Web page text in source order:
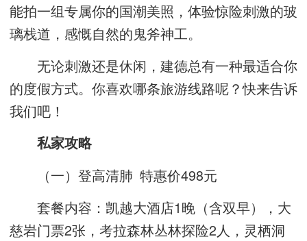
能拍一组专属你的国潮美照，体验惊险刺激的玻
璃栈道，感慨自然的鬼斧神工。
无论刺激还是休闲，建德总有一种最适合你
的度假方式。你喜欢哪条旅游线路呢？快来告诉
我们吧！
私家攻略
（一）登高清肺 特惠价498元
套餐内容：凯越大酒店1晚（含双早），大
慈岩门票2张，考拉森林丛林探险2人，灵栖洞